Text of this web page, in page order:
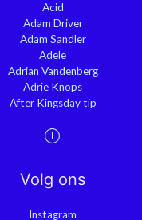
Acid
Adam Driver
Adam Sandler
Adele
Adrian Vandenberg
Adrie Knops
After Kingsday tip
Volg ons
Instagram